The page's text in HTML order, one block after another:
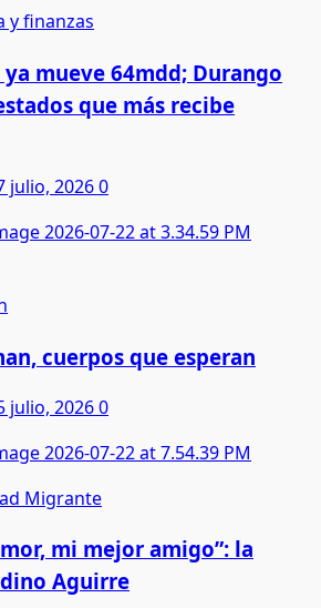
y finanzas
mueve 64mdd; Durango
que más recibe
julio, 20260
cuerpos que esperan
julio, 20260
Migrante
mi mejor amigo”: la
Aguirre